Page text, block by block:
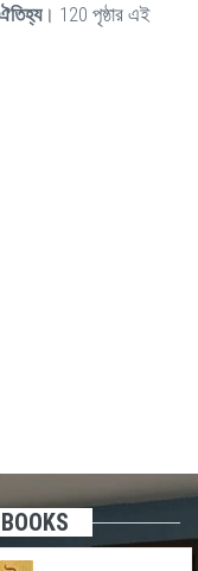
। 120 পৃষ্ঠার এই